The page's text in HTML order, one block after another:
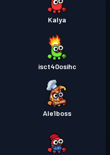
Kalya
isct40osihc
Ale1boss